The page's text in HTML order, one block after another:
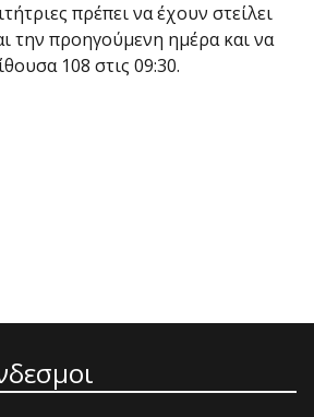
πρέπει να έχουν στείλει
την προηγούμενη ημέρα και να
108 στις 09:30.